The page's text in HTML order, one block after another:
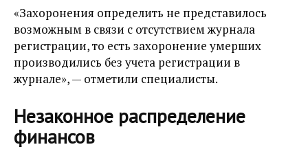
«Захоронения определить не представилось
возможным в связи с отсутствием журнала
регистрации, то есть захоронение умерших
производились без учета регистрации в
журнале», — отметили специалисты.
Незаконное распределение
финансов